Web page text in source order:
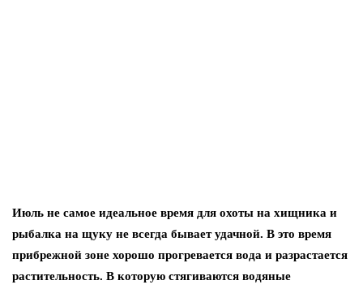
Июль не самое идеальное время для охоты на хищника и
рыбалка на щуку не всегда бывает удачной. В это время
прибрежной зоне хорошо прогревается вода и разрастается
растительность. В которую стягиваются водяные